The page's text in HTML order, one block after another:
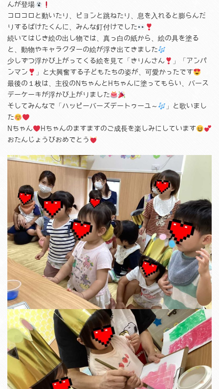
んが登場
コロコロと動いたり、ピョンと跳ねたり、息を入れると膨らんだ
りするばけたくんに、みんな釘付けでした
続いてはじき絵の出し物では、真っ白の紙から、絵の具を塗る
と、動物やキャラクターの絵が浮き出てきました
少しずつ浮かび上がってくる絵を見て「きりんさん
」「アンパ
ンマン
」と大興奮する子どもたちの姿が、可愛かったです
最後の１枚は、主役のNちゃんとHちゃんに塗ってもらい、バース
デーケーキが浮かび上がりました
そしてみんなで「ハッピーバーズデートゥーユ～
」と歌いまし
た
Nちゃん
Hちゃんのますますのご成長を楽しみにしています
おたんじょうびおめでとう